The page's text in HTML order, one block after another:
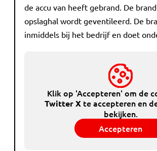
de accu van heeft gebrand. De
opslaghal wordt geventileerd. De
inmiddels bij het bedrijf en doet
Klik op 'Accepteren' om de
Twitter X te accepteren en
bekijken.
Accepteren